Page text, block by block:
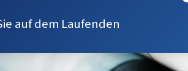
auf dem Laufenden